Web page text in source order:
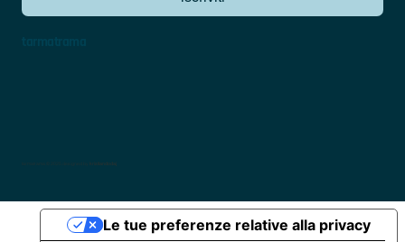
kristiandodaj
Le tue preferenze relative alla privacy